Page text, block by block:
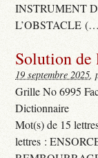
INSTRUMENT
L’OBSTACLE
Solution
19 septembre 2025,
Grille No 6995
Dictionnaire
Mot(s) de 15
lettres :